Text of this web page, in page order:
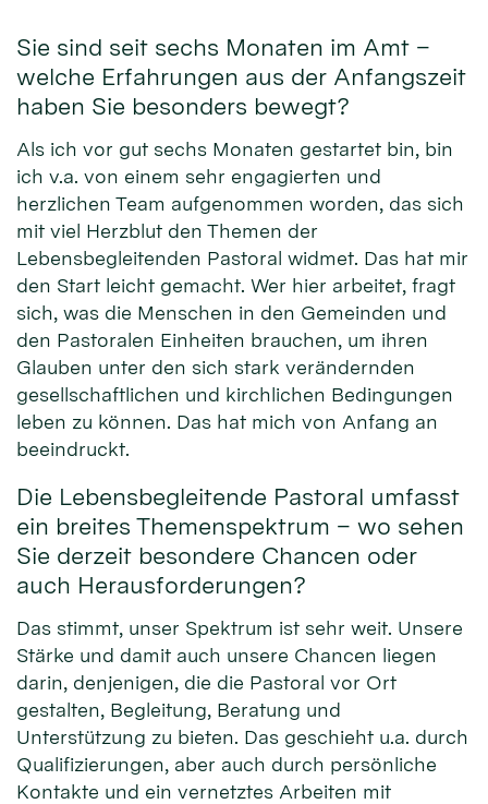
Sie sind seit sechs Monaten im Amt –
welche Erfahrungen aus der Anfangszeit
haben Sie besonders bewegt?
Als ich vor gut sechs Monaten gestartet bin, bin
ich v.a. von einem sehr engagierten und
herzlichen Team aufgenommen worden, das sich
mit viel Herzblut den Themen der
Lebensbegleitenden Pastoral widmet. Das hat mir
den Start leicht gemacht. Wer hier arbeitet, fragt
sich, was die Menschen in den Gemeinden und
den Pastoralen Einheiten brauchen, um ihren
Glauben unter den sich stark verändernden
gesellschaftlichen und kirchlichen Bedingungen
leben zu können. Das hat mich von Anfang an
beeindruckt.
Die Lebensbegleitende Pastoral umfasst
ein breites Themenspektrum – wo sehen
Sie derzeit besondere Chancen oder
auch Herausforderungen?
Das stimmt, unser Spektrum ist sehr weit. Unsere
Stärke und damit auch unsere Chancen liegen
darin, denjenigen, die die Pastoral vor Ort
gestalten, Begleitung, Beratung und
Unterstützung zu bieten. Das geschieht u.a. durch
Qualifizierungen, aber auch durch persönliche
Kontakte und ein vernetztes Arbeiten mit